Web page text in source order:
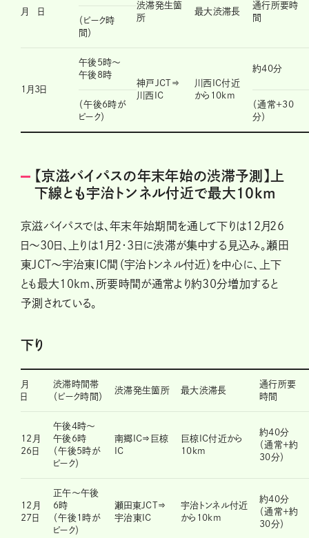
月 日
渋滞発生箇
所
最大渋滞長
通行所要時
間
（ピーク時
間）
1月3日
午後5時～
午後8時
神戸JCT⇒
川西IC
川西IC付近
から10km
約40分
（午後6時が
ピーク）
（通常＋30
分）
【京滋バイパスの年末年始の渋滞予測】上
下線とも宇治トンネル付近で最大10km
京滋バイパスでは、年末年始期間を通して下りは12月26
日～30日、上りは1月2・3日に渋滞が集中する見込み。瀬田
東JCT～宇治東IC間（宇治トンネル付近）を中心に、上下
とも最大10km、所要時間が通常より約30分増加すると
予測されている。
下り
月
日
渋滞時間帯
（ピーク時間）
渋滞発生箇所 最大渋滞長
通行所要
時間
12月
26日
午後4時～
午後6時
（午後5時が
ピーク）
南郷IC⇒巨椋
IC
巨椋IC付近から
10km
約40分
（通常＋約
30分）
12月
27日
正午～午後
6時
（午後1時が
ピーク）
瀬田東JCT⇒
宇治東IC
宇治トンネル付近
から10km
約40分
（通常＋約
30分）